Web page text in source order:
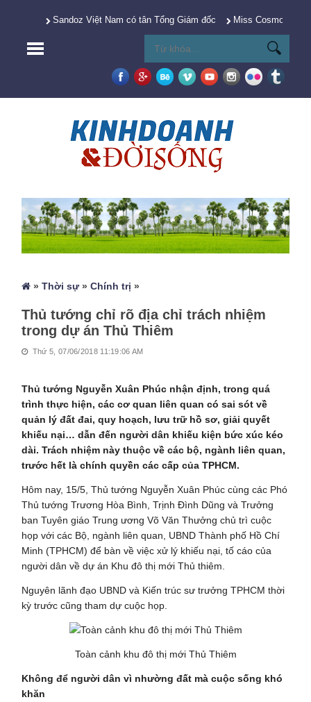
Sandoz Việt Nam có tân Tổng Giám đốc Miss Cosmo 2025
»Thời sự»Chính trị »
Thủ tướng chỉ rõ địa chỉ trách nhiệm
trong dự án Thủ Thiêm
Thứ 5, 07/06/2018 11:19:06 AM
Thủ tướng Nguyễn Xuân Phúc nhận định, trong quá
trình thực hiện, các cơ quan liên quan có sai sót về
quản lý đất đai, quy hoạch, lưu trữ hồ sơ, giải quyết
khiếu nại… dẫn đến người dân khiếu kiện bức xúc kéo
dài. Trách nhiệm này thuộc về các bộ, ngành liên quan,
trước hết là chính quyền các cấp của TPHCM.
Hôm nay, 15/5, Thủ tướng Nguyễn Xuân Phúc cùng các Phó
Thủ tướng Trương Hòa Bình, Trịnh Đình Dũng và Trưởng
ban Tuyên giáo Trung ương Võ Văn Thưởng chủ trì cuộc
họp với các Bộ, ngành liên quan, UBND Thành phố Hồ Chí
Minh (TPHCM) để bàn về việc xử lý khiếu nại, tố cáo của
người dân về dự án Khu đô thị mới Thủ thiêm.
Nguyên lãnh đạo UBND và Kiến trúc sư trưởng TPHCM thời
kỳ trước cũng tham dự cuộc họp.
Toàn cảnh khu đô thị mới Thủ Thiêm
Không để người dân vì nhường đất mà cuộc sống khó
khăn